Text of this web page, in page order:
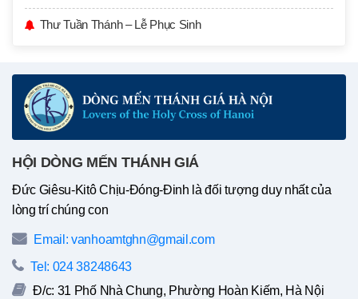
Thư Tuần Thánh – Lễ Phục Sinh
HỘI DÒNG MẾN THÁNH GIÁ
Đức Giêsu-Kitô Chịu-Đóng-Đinh là đối tượng duy nhất của
lòng trí chúng con
Email: vanhoamtghn@gmail.com
Tel: 024 38248643
Đ/c: 31 Phố Nhà Chung, Phường Hoàn Kiếm, Hà Nội